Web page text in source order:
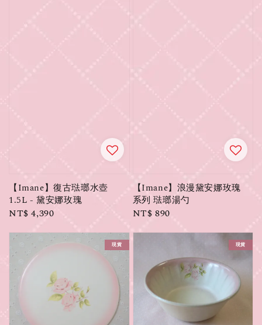
【Imane】復古琺瑯水壺
1.5L - 黛安娜玫瑰
Regular
NT$ 4,390
【Imane】浪漫黛安娜玫瑰
系列 琺瑯湯勺
Regular
NT$ 890
現貨 現貨